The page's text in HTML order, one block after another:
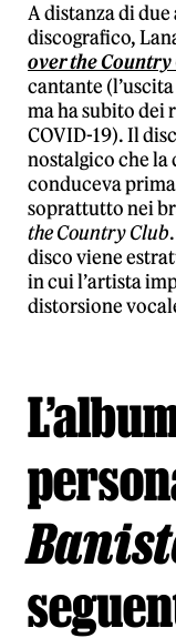
A distanza di
discografico,
over the Country
cantante
ma ha subito dei
COVID-19). Il
nostalgico che la
conduceva
soprattutto nei
the Country Club
disco viene
in cui l’artista
distorsione